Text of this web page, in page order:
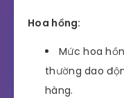
Hoa hồng:
Mức hoa
thường dao
hàng.